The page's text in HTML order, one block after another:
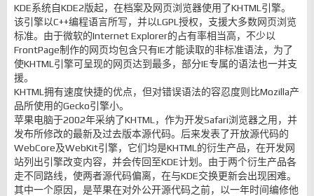
KDE系统自KDE2版起，在档案及网页浏览器使用了KHTML引擎。
该引擎以C++编程语言所写，并以LGPL授权，支援大多数网页浏览
标准。由于微软的Internet Explorer的占有率相当高，不少以
FrontPage制作的网页均包含只有IE才能读取的非标准语法，为了
使KHTML引擎可呈现的网页达到最多，部分IE专属的语法也一并支
援。
KHTML拥有速度快捷的优点，但对错误语法的容忍度则比Mozilla产
品所使用的Gecko引擎小。
苹果电脑于2002年采纳了KHTML，作为开发Safari浏览器之用，并
发布所修改的最新及过去版本源代码。后来发表了开放源代码的
WebCore及WebKit引擎，它们均是KHTML的衍生产品，在开发网
站列出引擎改变内容，并会传回至KDE计划。由于两个衍生产品各
走不同路线，使两者源代码偏离，在与KDE交换更新会出现困难。
其中一个原因，是苹果在对外公开源代码之前，以一年时间编修他